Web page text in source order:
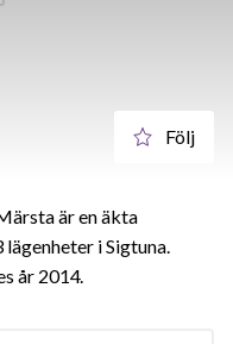
Följ
är en äkta
i Sigtuna.
år 2014